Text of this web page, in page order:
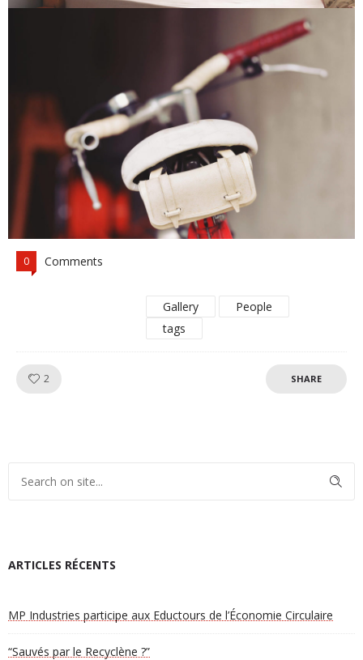
0 Comments
Gallery
People
tags
2 SHARE
ARTICLES RÉCENTS
MP Industries participe aux Eductours de l’Économie Circulaire
“Sauvés par le Recyclène ?”